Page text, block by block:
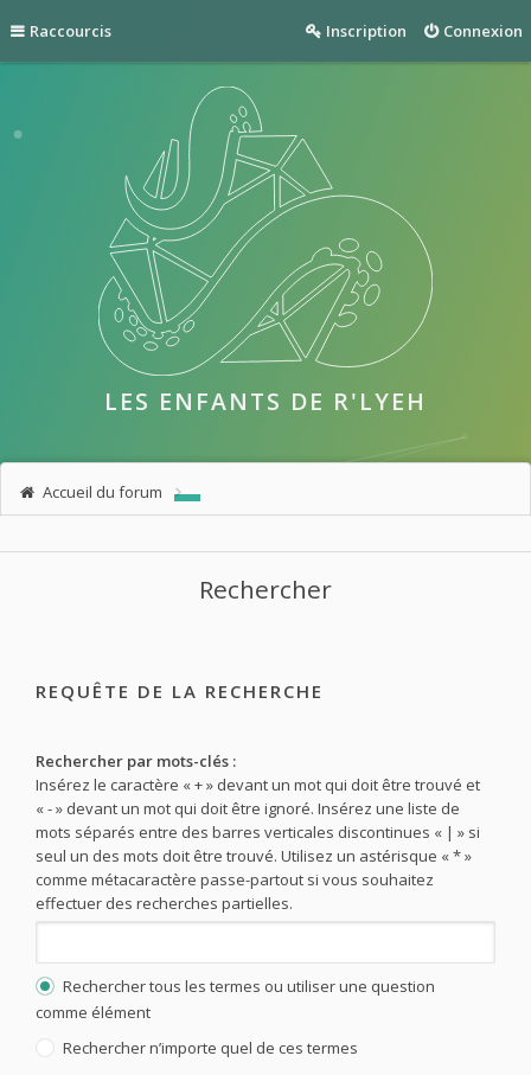
Raccourcis Connexion
Inscription
LES ENFANTS DE R'LYEH
Accueil du forum
Rechercher
REQUÊTE DE LA RECHERCHE
Rechercher par mots-clés :
Insérez le caractère « + » devant un mot qui doit être trouvé et
« - » devant un mot qui doit être ignoré. Insérez une liste de
mots séparés entre des barres verticales discontinues « | » si
seul un des mots doit être trouvé. Utilisez un astérisque « * »
comme métacaractère passe-partout si vous souhaitez
effectuer des recherches partielles.
Rechercher tous les termes ou utiliser une question
comme élément
Rechercher n’importe quel de ces termes